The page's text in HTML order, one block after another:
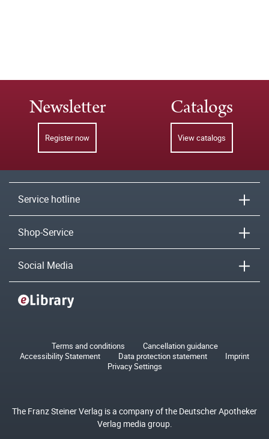
Newsletter
Register now
Catalogs
View catalogs
Service hotline
Shop-Service
Social Media
Terms and conditions
Cancellation guidance
Accessibility Statement
Data protection statement
Imprint
Privacy Settings
The Franz Steiner Verlag is a company of the Deutscher Apotheker
Verlag media group.